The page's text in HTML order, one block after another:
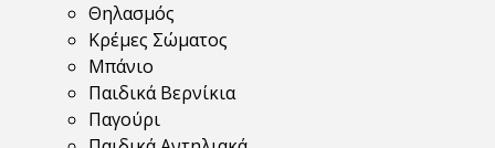
Θηλασμός
Κρέμες Σώματος
Μπάνιο
Παιδικά Βερνίκια
Παγούρι